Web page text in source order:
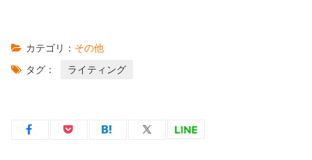
カテゴリ： その他
タグ：
ライティング